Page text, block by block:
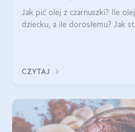
Jak pić olej z czarnuszki? Ile
dziecku, a ile dorosłemu? Jak
CZYTAJ